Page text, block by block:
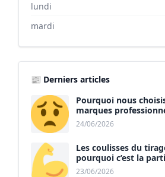
lundi
mardi
📰 Derniers articles
Pourquoi nous
marques
que le premier prix ?
24/06/2026
Les coulisses du
pourquoi c’est la
physique du métier ?
23/06/2026